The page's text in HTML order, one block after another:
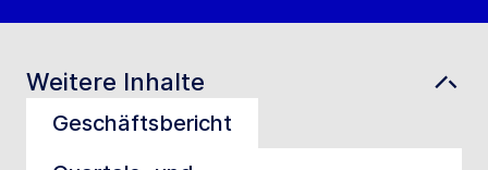
Weitere Inhalte
Geschäftsbericht